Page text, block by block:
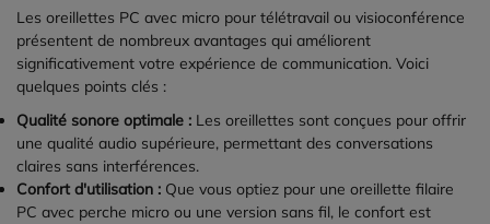
Les oreillettes PC avec micro pour télétravail ou visioconférence
présentent de nombreux avantages qui améliorent
significativement votre expérience de communication. Voici
quelques points clés :
Qualité sonore optimale : Les oreillettes sont conçues pour offrir
une qualité audio supérieure, permettant des conversations
claires sans interférences.
Confort d'utilisation : Que vous optiez pour une oreillette filaire
PC avec perche micro ou une version sans fil, le confort est